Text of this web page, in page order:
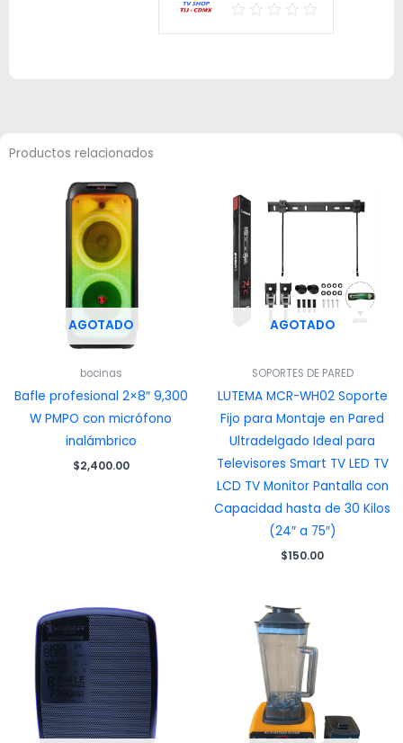
Productos relacionados
AGOTADO
bocinas
Bafle profesional 2×8″ 9,300
W PMPO con micrófono
inalámbrico
$2,400.00
AGOTADO
SOPORTES DE PARED
LUTEMA MCR-WH02 Soporte
Fijo para Montaje en Pared
Ultradelgado Ideal para
Televisores Smart TV LED TV
LCD TV Monitor Pantalla con
Capacidad hasta de 30 Kilos
(24″ a 75″)
$150.00